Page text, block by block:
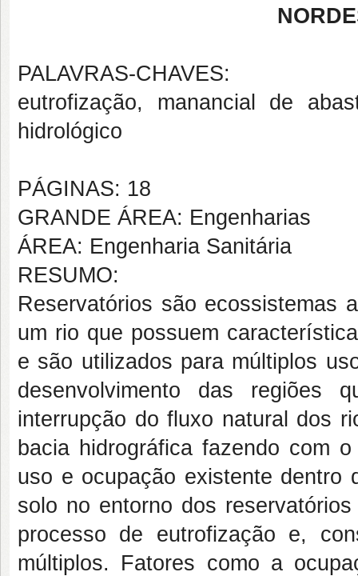
PALAVRAS-CHAVES:
eutrofização, manancial de
hidrológico
PÁGINAS: 18
GRANDE ÁREA: Engenharias
ÁREA: Engenharia Sanitária
RESUMO:
Reservatórios são ecossistemas
um rio que possuem
e são utilizados para múltiplos
desenvolvimento das
interrupção do fluxo natural dos
bacia hidrográfica fazendo com
uso e ocupação existente
solo no entorno dos
processo de eutrofização e,
múltiplos. Fatores como a